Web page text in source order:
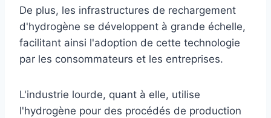
De plus, les infrastructures de rechargement
d'hydrogène se développent à grande échelle,
facilitant ainsi l'adoption de cette technologie
par les consommateurs et les entreprises.
L'industrie lourde, quant à elle, utilise
l'hydrogène pour des procédés de production